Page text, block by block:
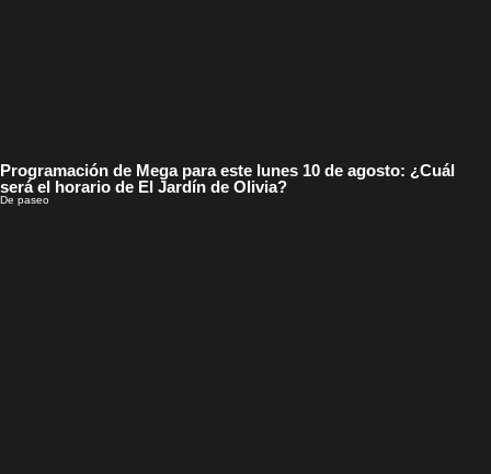
Programación de Mega para este lunes 10 de agosto: ¿Cuál
será el horario de El Jardín de Olivia?
De paseo